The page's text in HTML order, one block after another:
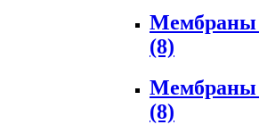
(8)
(8)